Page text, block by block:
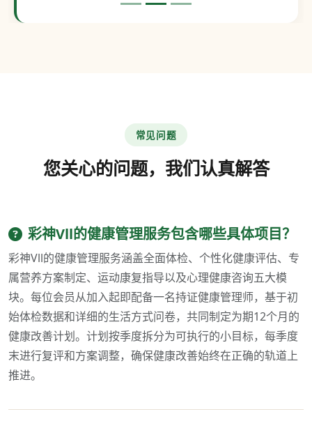
常见问题
您关心的问题，我们认真解答
彩神Vll的健康管理服务包含哪些具体项目？
彩神Vll的健康管理服务涵盖全面体检、个性化健康评估、专
属营养方案制定、运动康复指导以及心理健康咨询五大模
块。每位会员从加入起即配备一名持证健康管理师，基于初
始体检数据和详细的生活方式问卷，共同制定为期12个月的
健康改善计划。计划按季度拆分为可执行的小目标，每季度
末进行复评和方案调整，确保健康改善始终在正确的轨道上
推进。